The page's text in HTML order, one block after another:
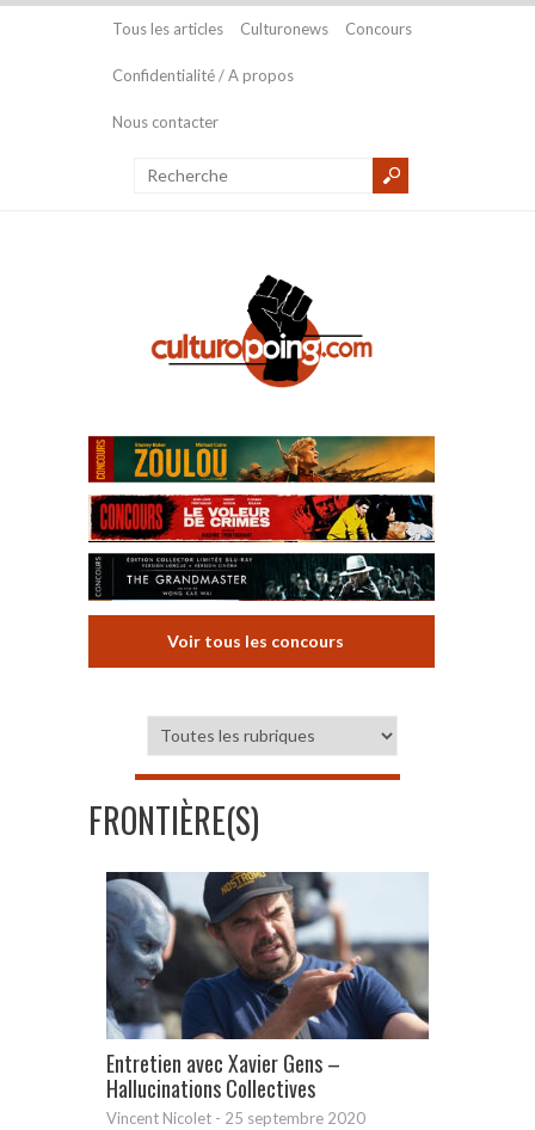
Tous les articles Culturonews Concours
Confidentialité / A propos
Nous contacter
Voir tous les concours
FRONTIÈRE(S)
Entretien avec Xavier Gens –
Hallucinations Collectives
Vincent Nicolet - 25 septembre 2020